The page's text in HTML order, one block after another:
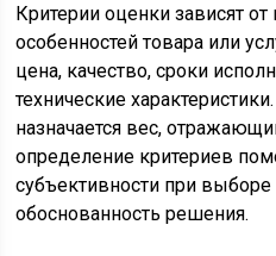
Критерии оценки зависят
особенностей товара или
цена, качество, сроки
технические
назначается вес,
определение критериев
субъективности при
обоснованность решения.